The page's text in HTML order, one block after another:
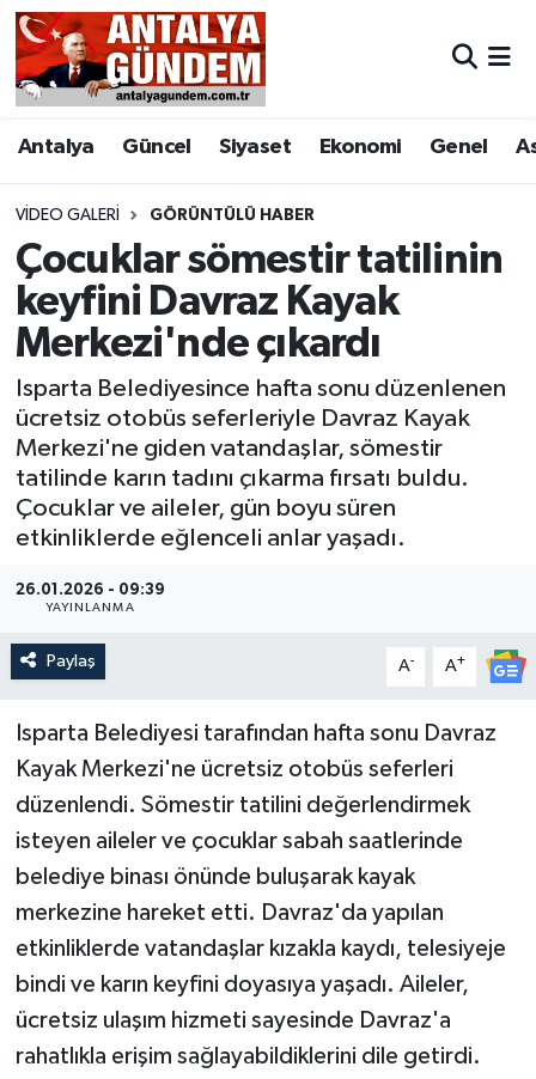
Antalya Güncel Siyaset Ekonomi Genel
VIDEO GALERI GÖRÜNTÜLÜ HABER
Çocuklar sömestir tatilinin
keyfini Davraz Kayak
Merkezi'nde çıkardı
Isparta Belediyesince hafta sonu düzenlenen
ücretsiz otobüs seferleriyle Davraz Kayak
Merkezi'ne giden vatandaşlar, sömestir
tatilinde karın tadını çıkarma fırsatı buldu.
Çocuklar ve aileler, gün boyu süren
etkinliklerde eğlenceli anlar yaşadı.
26.01.2026 - 09:39
YAYINLANMA
Paylaş A- A+
Isparta Belediyesi tarafından hafta sonu Davraz
Kayak Merkezi'ne ücretsiz otobüs seferleri
düzenlendi. Sömestir tatilini değerlendirmek
isteyen aileler ve çocuklar sabah saatlerinde
belediye binası önünde buluşarak kayak
merkezine hareket etti. Davraz'da yapılan
etkinliklerde vatandaşlar kızakla kaydı, telesiyeje
bindi ve karın keyfini doyasıya yaşadı. Aileler,
ücretsiz ulaşım hizmeti sayesinde Davraz'a
rahatlıkla erişim sağlayabildiklerini dile getirdi.
Antalya
Asayiş
Bilim & Teknoloji
Bölge
EĞİTİM
Ekonomi
Genel
Görüntülü Haber
Güncel
Kültür & Sanat
Resmi İlan
Siyaset
Spor
Antalya Nöbetçi Eczaneler
Antalya Hava Durumu
Antalya Namaz Vakitleri
Antalya Trafik Yoğunluk Haritası
Süper Lig Puan Durumu ve Fikstür
Tüm Manşetler
Son Dakika Haberleri
Haber Arşivi